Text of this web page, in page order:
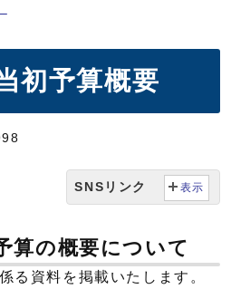
初予算概要
SNSリンク 表示
算の概要について
る資料を掲載いたします。